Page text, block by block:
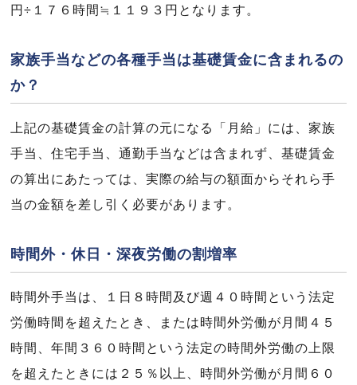
円÷１７６時間≒１１９３円となります。
家族手当などの各種手当は基礎賃金に含まれるの
か？
上記の基礎賃金の計算の元になる「月給」には、家族
手当、住宅手当、通勤手当などは含まれず、基礎賃金
の算出にあたっては、実際の給与の額面からそれら手
当の金額を差し引く必要があります。
時間外・休日・深夜労働の割増率
時間外手当は、１日８時間及び週４０時間という法定
労働時間を超えたとき、または時間外労働が月間４５
時間、年間３６０時間という法定の時間外労働の上限
を超えたときには２５％以上、時間外労働が月間６０